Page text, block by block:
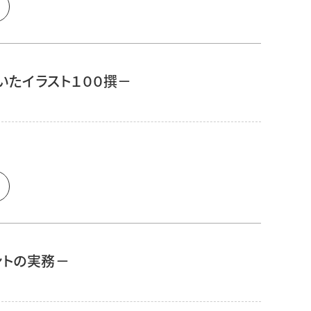
イラスト１００撰－
トの実務－